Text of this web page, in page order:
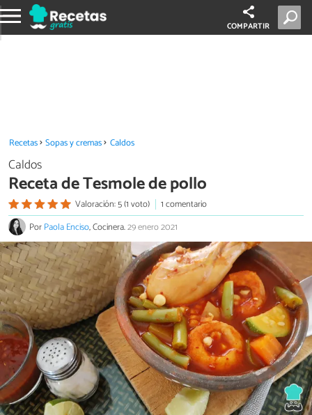
COMPARTIR
Recetas Sopas y cremas Caldos
Caldos
Receta de Tesmole de pollo
Valoración: 5 (1 voto)
1 comentario
PorPaola Enciso, Cocinera.29 enero 2021